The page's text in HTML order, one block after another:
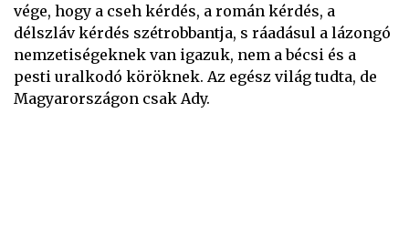
vége, hogy a cseh kérdés, a román kérdés, a
délszláv kérdés szétrobbantja, s ráadásul a lázongó
nemzetiségeknek van igazuk, nem a bécsi és a
pesti uralkodó köröknek. Az egész világ tudta, de
Magyarországon csak Ady.